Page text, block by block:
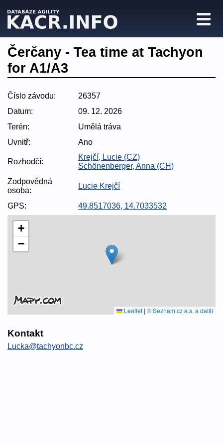
Čerčany - Tea time at Tachyon
for A1/A3
Číslo závodu:
26357
Datum:
09. 12. 2026
Terén:
Umělá tráva
Uvnitř:
Ano
Rozhodčí:
Krejčí, Lucie (CZ)
Schönenberger, Anna (CH)
Zodpovědná
osoba:
Lucie Krejčí
GPS: 49.8517036, 14.7033532
+
−
Leaflet | © Seznam.cz a.s. a další
Kontakt
Lucka@tachyonbc.cz